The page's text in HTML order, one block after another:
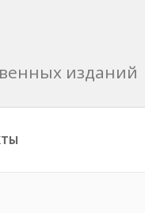
изданий